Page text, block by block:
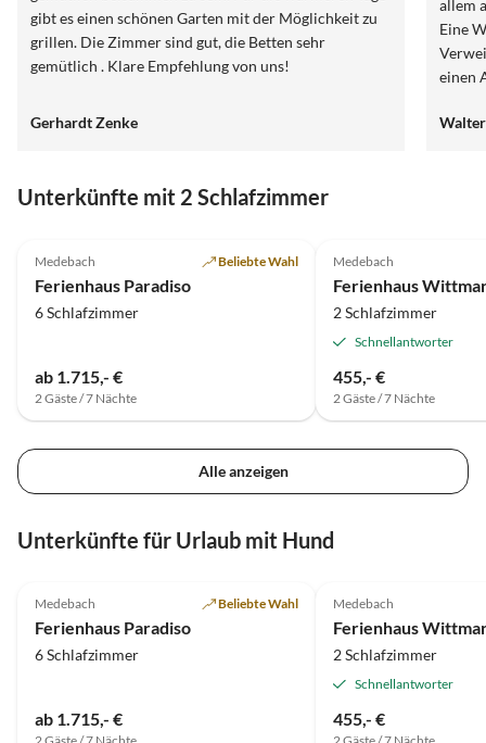
gibt es einen schönen Garten mit der Möglichkeit zu
grillen. Die Zimmer sind gut, die Betten sehr
gemütlich . Klare Empfehlung von uns!
Gerhardt Zenke
allem
Eine
einen
tollen
Unterkünfte mit 2 Schlafzimmer
Medebach Beliebte Wahl
Ferienhaus Paradiso
6 Schlafzimmer
ab 1.715,- €
2 Gäste / 7 Nächte
Medebach
2 Schlafzimmer
Schnellantworter
455,- €
2 Gäste / 7 Nächte
Alle anzeigen
Unterkünfte für Urlaub mit Hund
Medebach Beliebte Wahl
Ferienhaus Paradiso
6 Schlafzimmer
ab 1.715,- €
Medebach
2 Schlafzimmer
Schnellantworter
455,- €